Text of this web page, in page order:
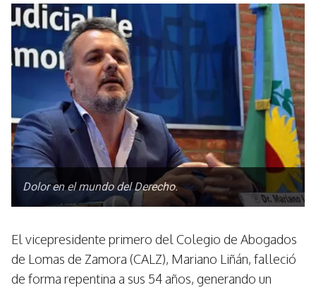
Dolor en el mundo del Derecho.
El vicepresidente primero del Colegio de Abogados
de Lomas de Zamora (CALZ), Mariano Liñán, falleció
de forma repentina a sus 54 años, generando un